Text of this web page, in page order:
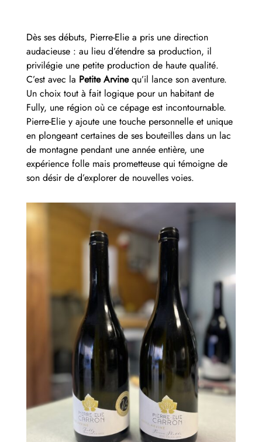
Dès ses débuts, Pierre-Elie a pris une direction
audacieuse : au lieu d’étendre sa production, il
privilégie une petite production de haute qualité.
C’est avec la Petite Arvinequ’il lance son aventure.
Un choix tout à fait logique pour un habitant de
Fully, une région où ce cépage est incontournable.
Pierre-Elie y ajoute une touche personnelle et unique
en plongeant certaines de ses bouteilles dans un lac
de montagne pendant une année entière, une
expérience folle mais prometteuse qui témoigne de
son désir de d’explorer de nouvelles voies.